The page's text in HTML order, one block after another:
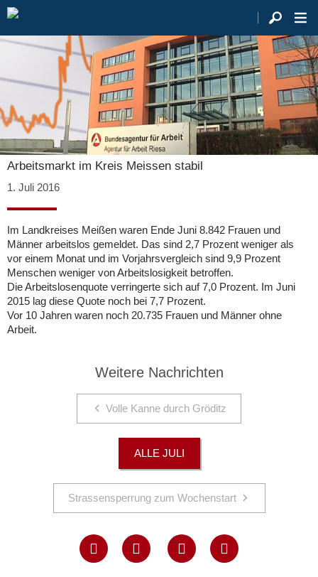
Arbeitsmarkt im Kreis Meissen stabil
1. Juli 2016
Im Landkreises Meißen waren Ende Juni 8.842 Frauen und
Männer arbeitslos gemeldet. Das sind 2,7 Prozent weniger als
vor einem Monat und im Vorjahrsvergleich sind 9,9 Prozent
Menschen weniger von Arbeitslosigkeit betroffen.
Die Arbeitslosenquote verringerte sich auf 7,0 Prozent. Im Juni
2015 lag diese Quote noch bei 7,7 Prozent.
Vor 10 Jahren waren noch 20.735 Frauen und Männer ohne
Arbeit.
Weitere Nachrichten
Volle Kanne durch Gröditz
ALLE JULI
Strassensperrung zum Wochenstart